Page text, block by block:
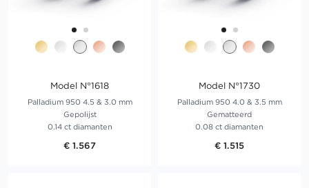
Model N°1618
Palladium 950 4.5 & 3.0 mm
Gepolijst
0.14 ct diamanten
€ 1.567
Model N°1730
Palladium 950 4.0 & 3.5 mm
Gematteerd
0.08 ct diamanten
€ 1.515